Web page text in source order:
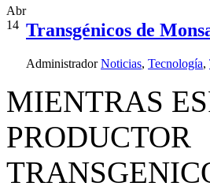
Abr
14 Transgénicos de
Administrador Noticias, Tecnología,
MIENTRAS